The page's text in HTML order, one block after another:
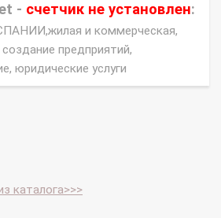
- счетчик не установлен:
и коммерческая,
предприятий,
юридические услуги
каталога>>>